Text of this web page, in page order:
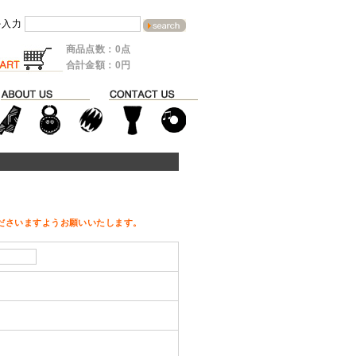
力
商品点数：0点
合計金額：0円
いますようお願いいたします。